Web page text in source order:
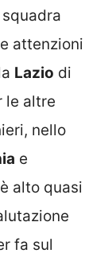
attenzioni
Lazio di
le altre
nello
e
alto quasi
fa sul